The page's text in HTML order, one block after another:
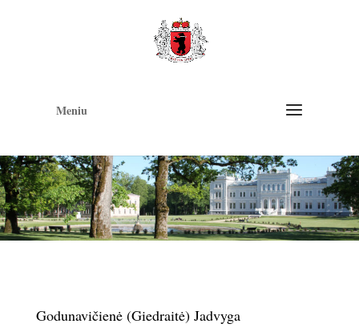
Meniu
Godunavičienė (Giedraitė) Jadvyga